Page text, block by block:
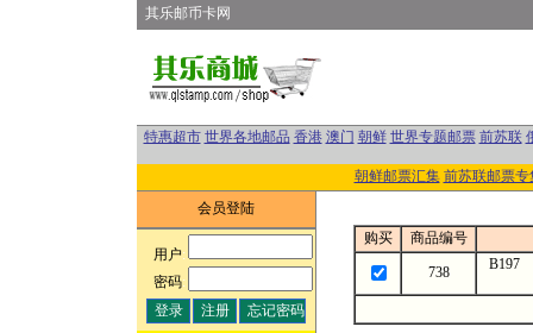
其乐邮币卡网
特惠超市 世界各地邮品 香港 澳门 朝鲜 世界专题邮票 前苏联
朝鲜邮票汇集 前苏联邮票专
会员登陆
用户:
密码:
购买 商品编号
738 B197